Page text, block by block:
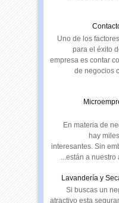
Uno de los
para el éxito
empresa es contar
de negocios
48
En materia de
hay
interesantes. Sin
están a nuestro
Lavandería y
Si buscas un
atractivo esta